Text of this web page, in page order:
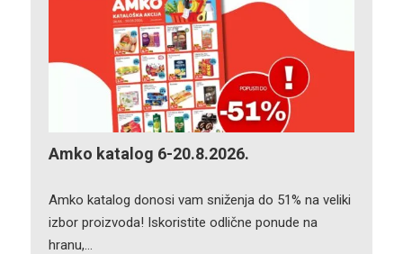
Amko katalog 6-20.8.2026.
Amko katalog donosi vam sniženja do 51% na veliki
izbor proizvoda! Iskoristite odlične ponude na
hranu,…